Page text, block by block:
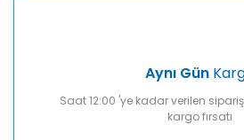
Aynı Gün
Saat 12:00 'ye kadar verilen
kargo fırsatı